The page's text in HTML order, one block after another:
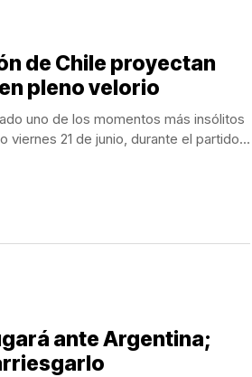
de Chile proyectan
pleno velorio
uno de los momentos más insólitos
viernes 21 de junio, durante el partido...
ante Argentina;